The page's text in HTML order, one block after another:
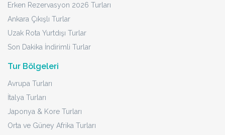
Erken Rezervasyon 2026 Turları
Ankara Çıkışlı Turlar
Uzak Rota Yurtdışı Turlar
Son Dakika İndirimli Turlar
Tur Bölgeleri
Avrupa Turları
İtalya Turları
Japonya & Kore Turları
Orta ve Güney Afrika Turları